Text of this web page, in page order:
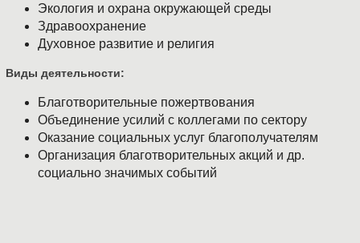
Экология и охрана окружающей среды
Здравоохранение
Духовное развитие и религия
Виды деятельности:
Благотворительные пожертвования
Объединение усилий с коллегами по сектору
Оказание социальных услуг благополучателям
Организация благотворительных акций и др.
социально значимых событий
полная версия сайта